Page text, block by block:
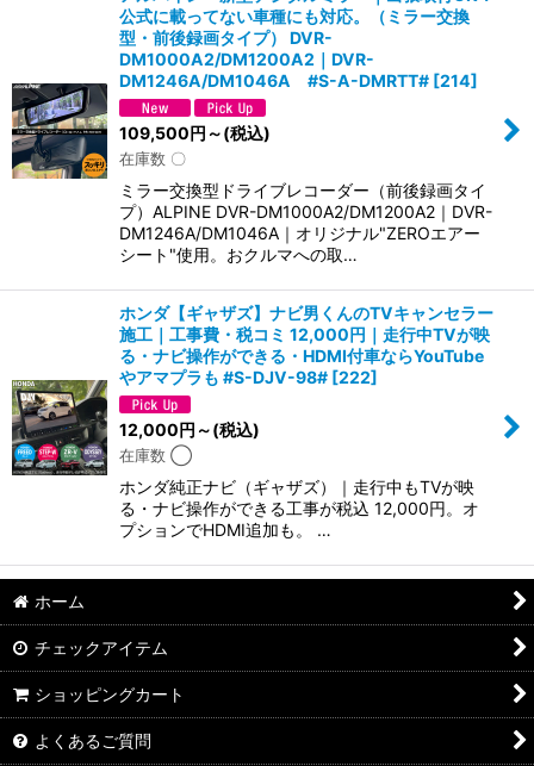
公式に載ってない車種にも対応。（ミラー交換
型・前後録画タイプ） DVR-
DM1000A2/DM1200A2｜DVR-
DM1246A/DM1046A #S-A-DMRTT# [214]
109,500円 ～(税込)
在庫数 〇
ミラー交換型ドライブレコーダー（前後録画タイ
プ）ALPINE DVR-DM1000A2/DM1200A2｜DVR-
DM1246A/DM1046A｜オリジナル"ZEROエアー
シート"使用。おクルマへの取…
ホンダ【ギャザズ】ナビ男くんのTVキャンセラー
施工｜工事費・税コミ 12,000円｜走行中TVが映
る・ナビ操作ができる・HDMI付車ならYouTube
やアマプラも #S-DJV-98# [222]
12,000円 ～(税込)
在庫数 ◯
ホンダ純正ナビ（ギャザズ）｜走行中もTVが映
る・ナビ操作ができる工事が税込 12,000円。オ
プションでHDMI追加も。 …
ホーム
チェックアイテム
ショッピングカート
よくあるご質問